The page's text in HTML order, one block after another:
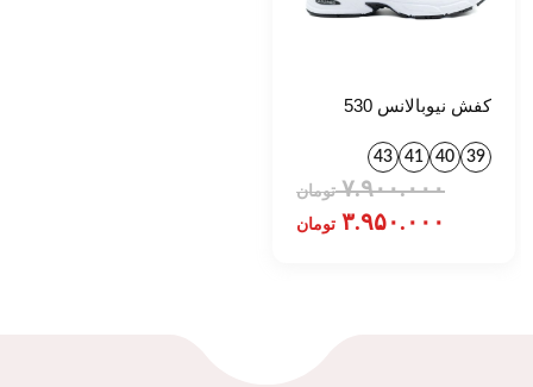
کفش نیوبالانس 530
39
40
41
43
۷.۹۰۰.۰۰۰ تومان
۳.۹۵۰.۰۰۰ تومان